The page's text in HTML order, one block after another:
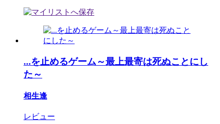
...を止めるゲーム～最上最寄は死ぬことにし
た～
相生逢
レビュー